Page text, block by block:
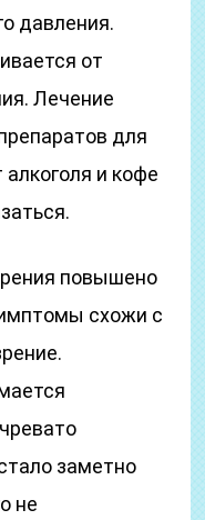
давления.
от
Лечение
для
и кофе
повышено
схожи с
заметно
не